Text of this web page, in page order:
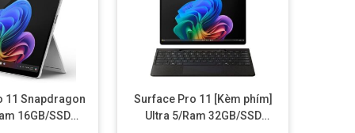
11 Snapdragon
16GB/SSD
Surface Pro 11 [Kèm phím]
Ultra 5/Ram 32GB/SSD